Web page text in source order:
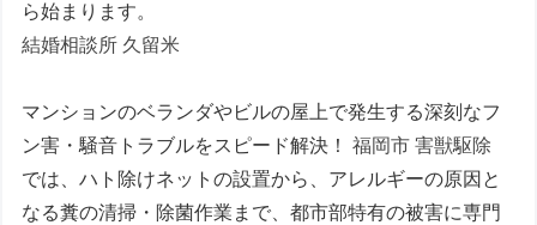
ら始まります。
結婚相談所 久留米
マンションのベランダやビルの屋上で発生する深刻なフ
ン害・騒音トラブルをスピード解決！福岡市 害獣駆除
では、ハト除けネットの設置から、アレルギーの原因と
なる糞の清掃・除菌作業まで、都市部特有の被害に専門